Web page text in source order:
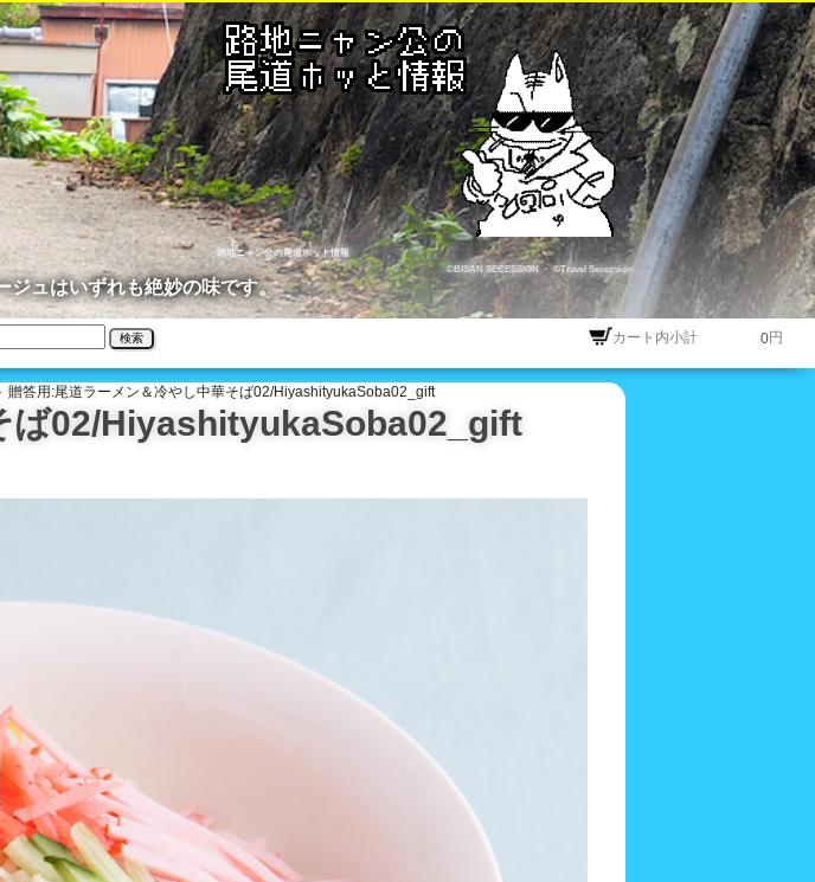
路地ニャン公の尾道ホット情報
©BISAN SECESSION・ ©Travel Secession
検索 カート内小計 円
ジュはいずれも絶妙の味です。
贈答用:尾道ラーメン＆冷やし中華そば02/HiyashityukaSoba02_gift
ば02/HiyashityukaSoba02_gift